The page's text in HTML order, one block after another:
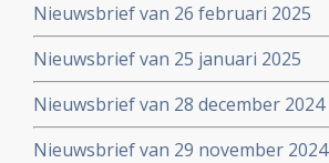
Nieuwsbrief van 26 februari 2025
Nieuwsbrief van 25 januari 2025
Nieuwsbrief van 28 december 2024
Nieuwsbrief van 29 november 2024